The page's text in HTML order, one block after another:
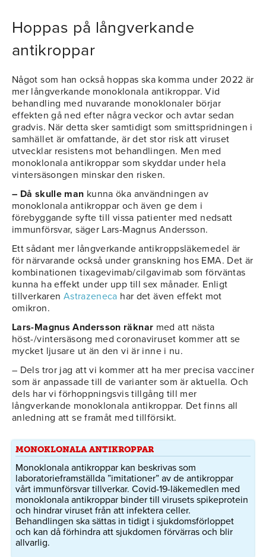
Hoppas på långverkande
antikroppar
Något som han också hoppas ska komma under 2022 är
mer långverkande monoklonala antikroppar. Vid
behandling med nuvarande monoklonaler börjar
effekten gå ned efter några veckor och avtar sedan
gradvis. När detta sker samtidigt som smittspridningen i
samhället är omfattande, är det stor risk att viruset
utvecklar resistens mot behandlingen. Men med
monoklonala antikroppar som skyddar under hela
vintersäsongen minskar den risken.
– Då skulle man kunna öka användningen av
monoklonala antikroppar och även ge dem i
förebyggande syfte till vissa patienter med nedsatt
immunförsvar, säger Lars-Magnus Andersson.
Ett sådant mer långverkande antikroppsläkemedel är
för närvarande också under granskning hos EMA. Det är
kombinationen tixagevimab/cilgavimab som förväntas
kunna ha effekt under upp till sex månader. Enligt
tillverkaren Astrazeneca har det även effekt mot
omikron.
Lars-Magnus Andersson räknar med att nästa
höst-/vintersäsong med coronaviruset kommer att se
mycket ljusare ut än den vi är inne i nu.
– Dels tror jag att vi kommer att ha mer precisa vacciner
som är anpassade till de varianter som är aktuella. Och
dels har vi förhoppningsvis tillgång till mer
långverkande monoklonala antikroppar. Det finns all
anledning att se framåt med tillförsikt.
MONOKLONALA ANTIKROPPAR
Monoklonala antikroppar kan beskrivas som
laboratorieframställda ”imitationer” av de antikroppar
vårt immunförsvar tillverkar. Covid-19-läkemedlen med
monoklonala antikroppar binder till virusets spikeprotein
och hindrar viruset från att infektera celler.
Behandlingen ska sättas in tidigt i sjukdomsförloppet
och kan då förhindra att sjukdomen förvärras och blir
allvarlig.